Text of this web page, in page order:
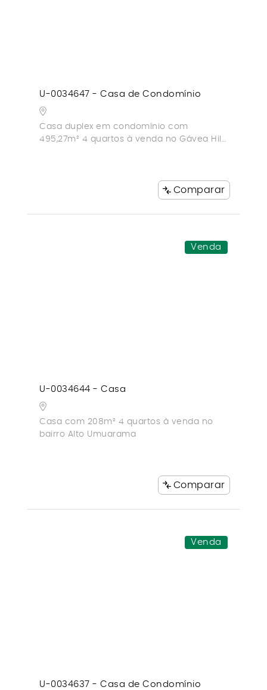
U-0034647 - Casa de Condomínio
Casa duplex em condomínio com
495,27m² 4 quartos à venda no Gávea Hill
Comparar
Venda
U-0034644 - Casa
Casa com 208m² 4 quartos à venda no
bairro Alto Umuarama
Comparar
Venda
U-0034637 - Casa de Condomínio